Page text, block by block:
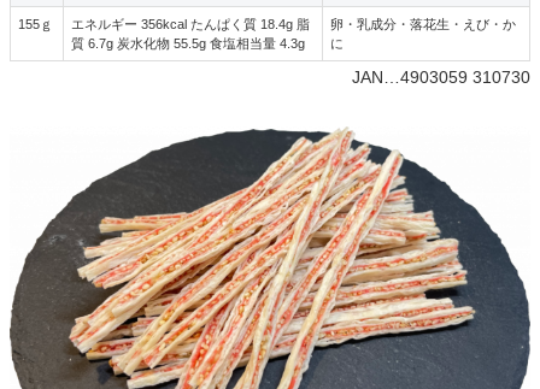
155ｇ
エネルギー 356kcal たんぱく質 18.4g 脂
質 6.7g 炭水化物 55.5g 食塩相当量 4.3g
卵・乳成分・落花生・えび・か
に
JAN…4903059 310730